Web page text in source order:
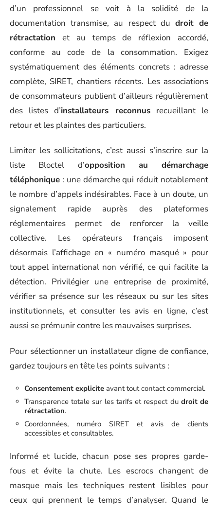
d’un professionnel se voit à la solidité de la
documentation transmise, au respect du droit de
rétractation et au temps de réflexion accordé,
conforme au code de la consommation. Exigez
systématiquement des éléments concrets : adresse
complète, SIRET, chantiers récents. Les associations
de consommateurs publient d’ailleurs régulièrement
des listes d’installateurs reconnusrecueillant le
retour et les plaintes des particuliers.
Limiter les sollicitations, c’est aussi s’inscrire sur la
liste Bloctel d’opposition au démarchage
téléphonique : une démarche qui réduit notablement
le nombre d’appels indésirables. Face à un doute, un
signalement rapide auprès des plateformes
réglementaires permet de renforcer la veille
collective. Les opérateurs français imposent
désormais l’affichage en « numéro masqué » pour
tout appel international non vérifié, ce qui facilite la
détection. Privilégier une entreprise de proximité,
vérifier sa présence sur les réseaux ou sur les sites
institutionnels, et consulter les avis en ligne, c’est
aussi se prémunir contre les mauvaises surprises.
Pour sélectionner un installateur digne de confiance,
gardez toujours en tête les points suivants :
Consentement explicite avant tout contact commercial.
Transparence totale sur les tarifs et respect du droit de
rétractation.
Coordonnées, numéro SIRET et avis de clients
accessibles et consultables.
Informé et lucide, chacun pose ses propres garde-
fous et évite la chute. Les escrocs changent de
masque mais les techniques restent lisibles pour
ceux qui prennent le temps d’analyser. Quand le